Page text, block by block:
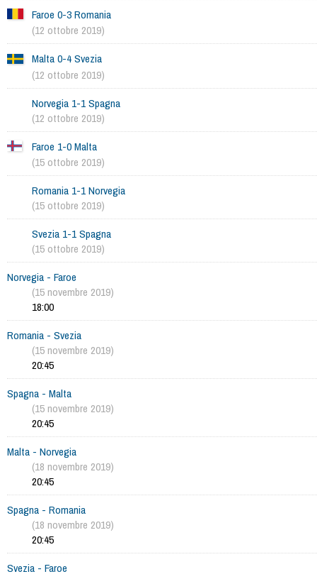
Faroe 0-3 Romania
(12 ottobre 2019)
Malta 0-4 Svezia
(12 ottobre 2019)
Norvegia 1-1 Spagna
(12 ottobre 2019)
Faroe 1-0 Malta
(15 ottobre 2019)
Romania 1-1 Norvegia
(15 ottobre 2019)
Svezia 1-1 Spagna
(15 ottobre 2019)
Norvegia - Faroe
(15 novembre 2019)
18:00
Romania - Svezia
(15 novembre 2019)
20:45
Spagna - Malta
(15 novembre 2019)
20:45
Malta - Norvegia
(18 novembre 2019)
20:45
Spagna - Romania
(18 novembre 2019)
20:45
Svezia - Faroe